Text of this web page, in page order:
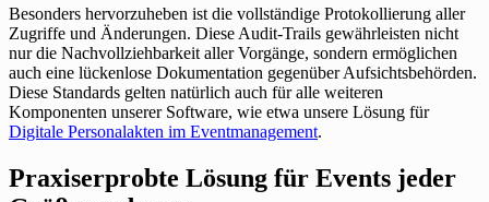
Besonders hervorzuheben ist die vollständige Protokollierung aller
Zugriffe und Änderungen. Diese Audit-Trails gewährleisten nicht
nur die Nachvollziehbarkeit aller Vorgänge, sondern ermöglichen
auch eine lückenlose Dokumentation gegenüber Aufsichtsbehörden.
Diese Standards gelten natürlich auch für alle weiteren
Komponenten unserer Software, wie etwa unsere Lösung für
Digitale Personalakten im Eventmanagement.
Praxiserprobte Lösung für Events jeder